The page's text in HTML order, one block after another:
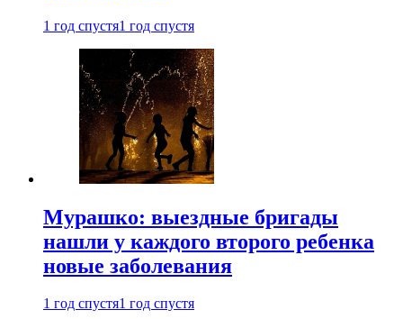
1 год спустя1 год спустя
Мурашко: выездные бригады
нашли у каждого второго ребенка
новые заболевания
1 год спустя1 год спустя